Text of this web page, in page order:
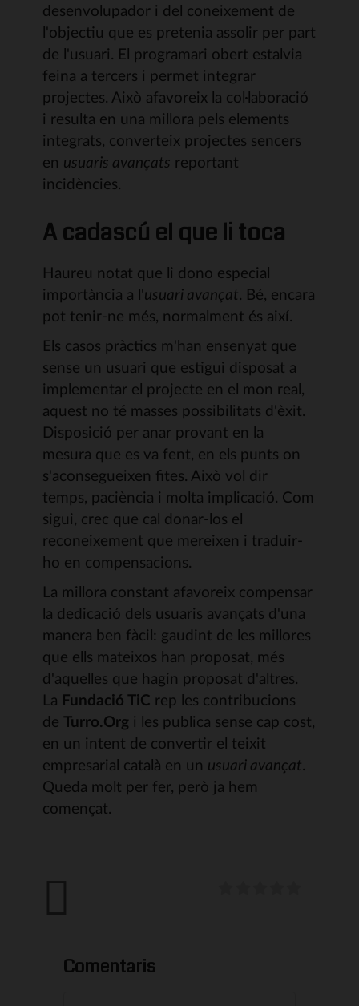
desenvolupador i del coneixement de
l'objectiu que es pretenia assolir per part
de l'usuari. El programari obert estalvia
feina a tercers i permet integrar
projectes. Això afavoreix la col·laboració
i resulta en una millora pels elements
integrats, converteix projectes sencers
en usuaris avançats reportant
incidències.
A cadascú el que li toca
Haureu notat que li dono especial
importància a l'usuari avançat. Bé, encara
pot tenir-ne més, normalment és així.
Els casos pràctics m'han ensenyat que
sense un usuari que estigui disposat a
implementar el projecte en el mon real,
aquest no té masses possibilitats d'èxit.
Disposició per anar provant en la
mesura que es va fent, en els punts on
s'aconsegueixen fites. Això vol dir
temps, paciència i molta implicació. Com
sigui, crec que cal donar-los el
reconeixement que mereixen i traduir-
ho en compensacions.
La millora constant afavoreix compensar
la dedicació dels usuaris avançats d'una
manera ben fàcil: gaudint de les millores
que ells mateixos han proposat, més
d'aquelles que hagin proposat d'altres.
La Fundació TiC rep les contribucions
deTurro.Org i les publica sense cap cost,
en un intent de convertir el teixit
empresarial català en un usuari avançat.
Queda molt per fer, però ja hem
començat.
Comentaris